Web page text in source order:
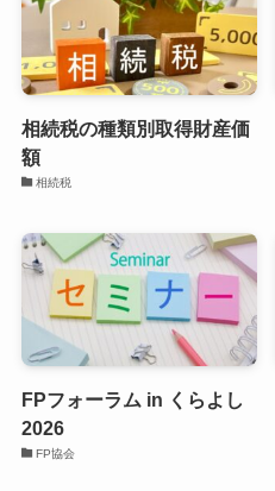
相続税の種類別取得財産価
額
相続税
FPフォーラム in くらよし
2026
FP協会